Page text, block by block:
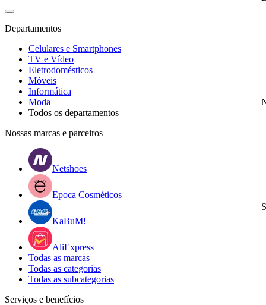
Departamentos
Celulares e Smartphones
TV e Vídeo
Eletrodomésticos
Móveis
Informática
Moda
Todos os departamentos
Nossas marcas e parceiros
Netshoes
Epoca Cosméticos
KaBuM!
AliExpress
Todas as marcas
Todas as categorias
Todas as subcategorias
Serviços e benefícios